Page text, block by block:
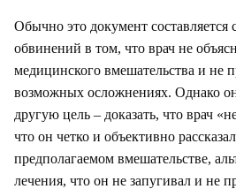
Обычно это документ составляется
обвинений в том, что врач не
медицинского вмешательства и не
возможных осложнениях. Однако
другую цель – доказать, что врач
что он четко и объективно
предполагаемом вмешательстве,
лечения, что он не запугивал и не